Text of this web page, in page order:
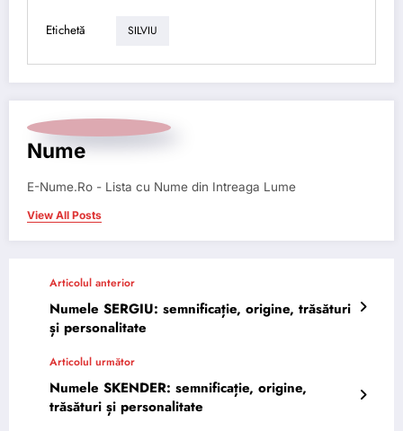
Etichetă SILVIU
Nume
E-Nume.Ro - Lista cu Nume din Intreaga Lume
View All Posts
Articolul anterior
Numele SERGIU: semnificație, origine, trăsături
și personalitate
Articolul următor
Numele SKENDER: semnificație, origine,
trăsături și personalitate